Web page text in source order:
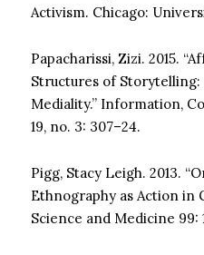
Activism. Chicago:
Papacharissi, Zizi. 2015.
Structures of
Mediality.” Information,
19, no. 3: 307–24.
Pigg, Stacy Leigh. 2013.
Ethnography as Action in
Science and Medicine 99: